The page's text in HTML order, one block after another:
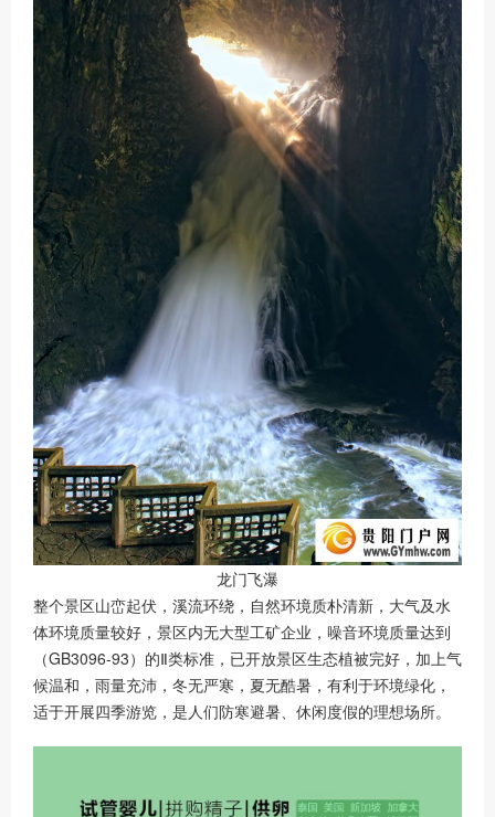
龙门飞瀑
整个景区山峦起伏，溪流环绕，自然环境质朴清新，大气及水
体环境质量较好，景区内无大型工矿企业，噪音环境质量达到
（GB3096-93）的Ⅱ类标准，已开放景区生态植被完好，加上气
候温和，雨量充沛，冬无严寒，夏无酷暑，有利于环境绿化，
适于开展四季游览，是人们防寒避暑、休闲度假的理想场所。